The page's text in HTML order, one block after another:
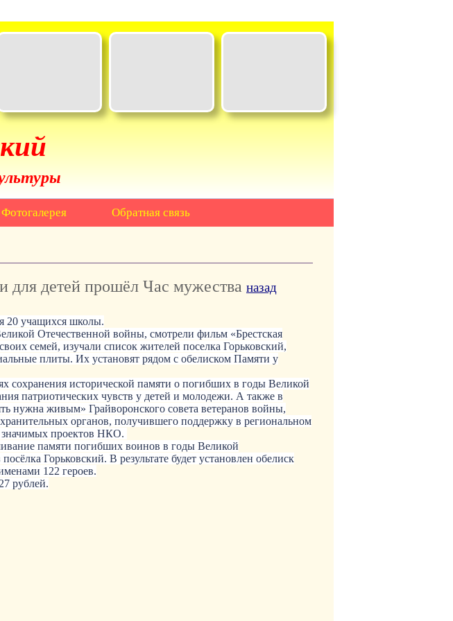
Фотогалерея Обратная связь
для детей прошёл Час мужества назад
20 учащихся школы.
Отечественной войны, смотрели фильм «Брестская
семей, изучали список жителей поселка Горьковский,
плиты. Их установят рядом с обелиском Памяти у
сохранения исторической памяти о погибших в годы Великой
патриотических чувств у детей и молодежи. А также в
нужна живым» Грайворонского совета ветеранов войны,
органов, получившего поддержку в региональном
значимых проектов НКО.
памяти погибших воинов в годы Великой
Горьковский. В результате будет установлен обелиск
122 героев.
рублей.